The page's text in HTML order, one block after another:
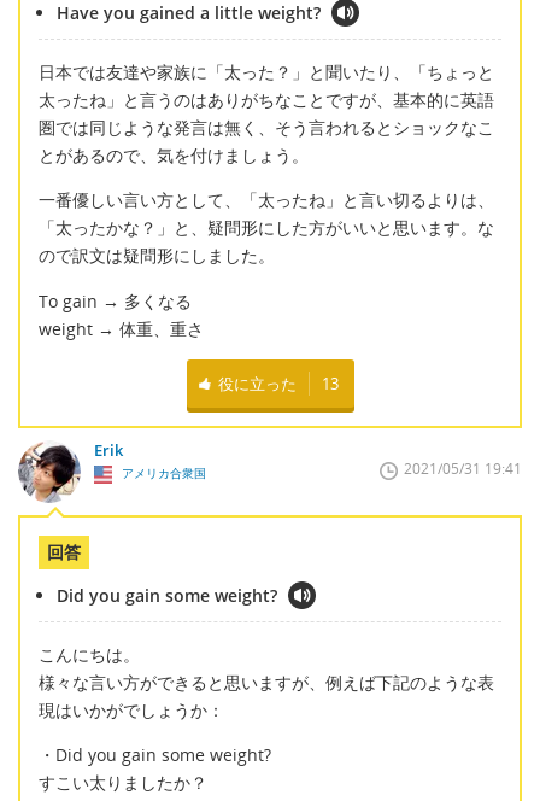
Have you gained a little weight?
日本では友達や家族に「太った？」と聞いたり、「ちょっと
太ったね」と言うのはありがちなことですが、基本的に英語
圏では同じような発言は無く、そう言われるとショックなこ
とがあるので、気を付けましょう。
一番優しい言い方として、「太ったね」と言い切るよりは、
「太ったかな？」と、疑問形にした方がいいと思います。な
ので訳文は疑問形にしました。
To gain → 多くなる
weight → 体重、重さ
役に立った 13
Erik
アメリカ合衆国 2021/05/31 19:41
回答
Did you gain some weight?
こんにちは。
様々な言い方ができると思いますが、例えば下記のような表
現はいかがでしょうか：
・Did you gain some weight?
すこい太りましたか？